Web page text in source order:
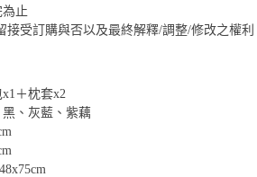
止
接受訂購與否以及最終解釋/調整/修改之權利
＋枕套x2
、灰藍、紫藕